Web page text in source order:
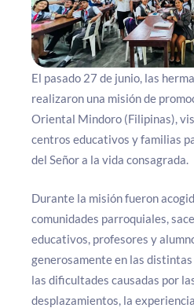
El pasado 27 de junio, las
realizaron una misión de
Oriental Mindoro (Filipinas),
centros educativos y familias
del Señor a la vida consagrada.
Durante la misión fueron
comunidades parroquiales,
educativos, profesores y
generosamente en las
las dificultades causadas por
desplazamientos, la